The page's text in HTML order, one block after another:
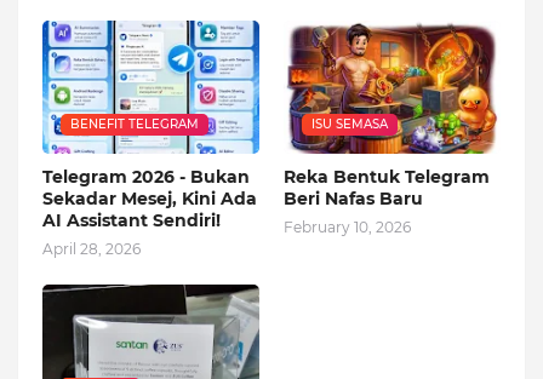
BENEFIT TELEGRAM
Telegram 2026 - Bukan
Sekadar Mesej, Kini Ada
AI Assistant Sendiri!
April 28, 2026
ISU SEMASA
Reka Bentuk Telegram
Beri Nafas Baru
February 10, 2026